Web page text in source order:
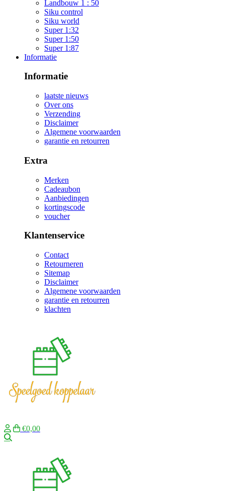
Landbouw 1 : 50
Siku control
Siku world
Super 1:32
Super 1:50
Super 1:87
Informatie
Informatie
laatste nieuws
Over ons
Verzending
Disclaimer
Algemene voorwaarden
garantie en retourren
Extra
Merken
Cadeaubon
Aanbiedingen
kortingscode
voucher
Klantenservice
Contact
Retourneren
Sitemap
Disclaimer
Algemene voorwaarden
garantie en retourren
klachten
€0,00